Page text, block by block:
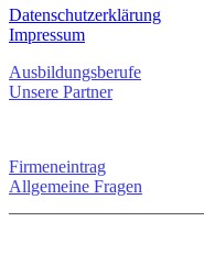
Datenschutzerklärung
Impressum
Ausbildungsberufe
Unsere Partner
Firmeneintrag
Allgemeine Fragen